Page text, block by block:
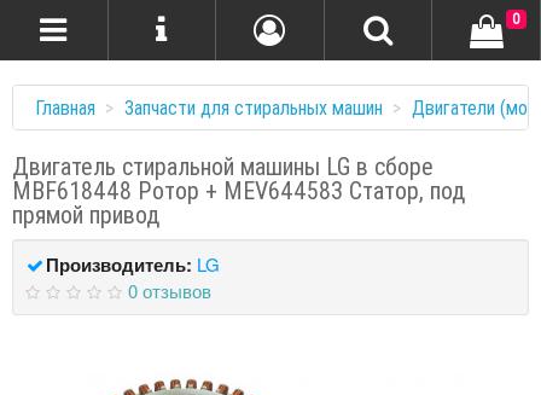
0
Главная Запчасти для стиральных машин Двигатели
Двигатель стиральной машины LG в сборе
MBF618448 Ротор + MEV644583 Статор, под
прямой привод
Производитель: LG
0 отзывов